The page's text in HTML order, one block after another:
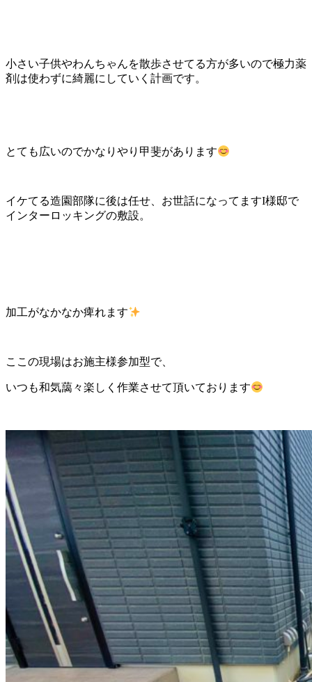
小さい子供やわんちゃんを散歩させてる方が多いので極力薬
剤は使わずに綺麗にしていく計画です。
とても広いのでかなりやり甲斐があります
イケてる造園部隊に後は任せ、お世話になってますI様邸で
インターロッキングの敷設。
加工がなかなか痺れます
ここの現場はお施主様参加型で、
いつも和気藹々楽しく作業させて頂いております